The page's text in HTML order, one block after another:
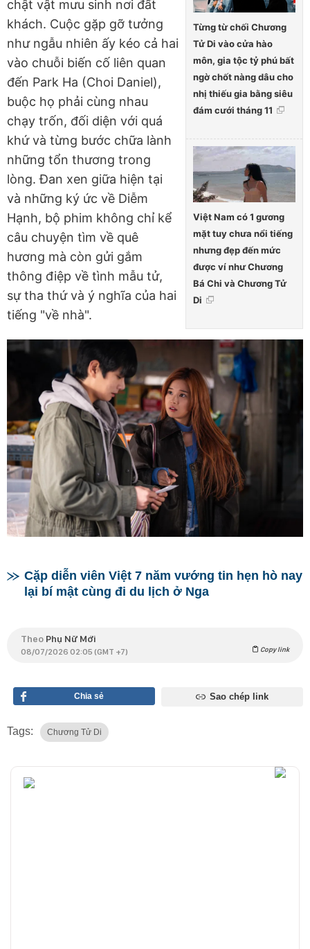
Từng từ chối Chương
Tử Di vào cửa hào
môn, gia tộc tỷ phú bất
ngờ chốt nàng dâu cho
nhị thiếu gia bằng siêu
đám cưới tháng 11
Việt Nam có 1 gương
mặt tuy chưa nổi tiếng
nhưng đẹp đến mức
được ví như Chương
Bá Chi và Chương Tử
Di
chật vật mưu sinh nơi đất
khách. Cuộc gặp gỡ tưởng
như ngẫu nhiên ấy kéo cả hai
vào chuỗi biến cố liên quan
đến Park Ha (Choi Daniel),
buộc họ phải cùng nhau
chạy trốn, đối diện với quá
khứ và từng bước chữa lành
những tổn thương trong
lòng. Đan xen giữa hiện tại
và những ký ức về Diễm
Hạnh, bộ phim không chỉ kể
câu chuyện tìm về quê
hương mà còn gửi gắm
thông điệp về tình mẫu tử,
sự tha thứ và ý nghĩa của hai
tiếng "về nhà".
Cặp diễn viên Việt 7 năm vướng tin hẹn hò nay
lại bí mật cùng đi du lịch ở Nga
Theo Phụ Nữ Mới
08/07/2026 02:05 (GMT +7) Copy link
Chia sẻ Sao chép link
Tags: Chương Tử Di